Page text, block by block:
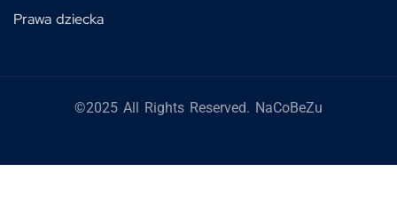
Prawa dziecka
©2025 All Rights Reserved. NaCoBeZu